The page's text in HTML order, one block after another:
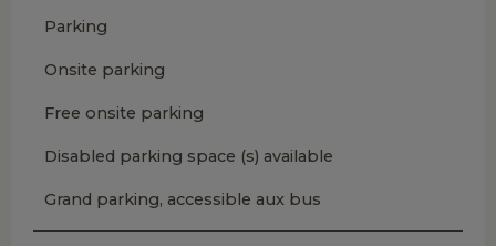
Parking
Onsite parking
Free onsite parking
Disabled parking space (s) available
Grand parking, accessible aux bus